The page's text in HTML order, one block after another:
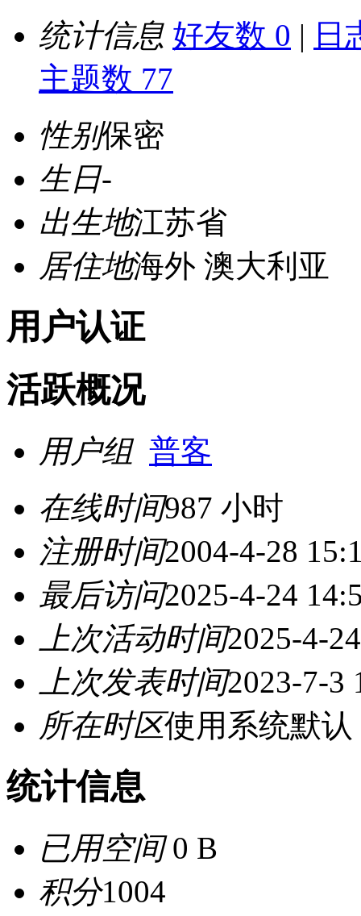
统计信息 好友数 0 | 日
主题数 77
性别保密
生日-
出生地江苏省
居住地海外 澳大利亚
用户认证
活跃概况
用户组 普客
在线时间987 小时
注册时间2004-4-28
最后访问2025-4-24
上次活动时间2025-4-
上次发表时间2023-7-3
所在时区使用系统默认
统计信息
已用空间0 B
积分1004